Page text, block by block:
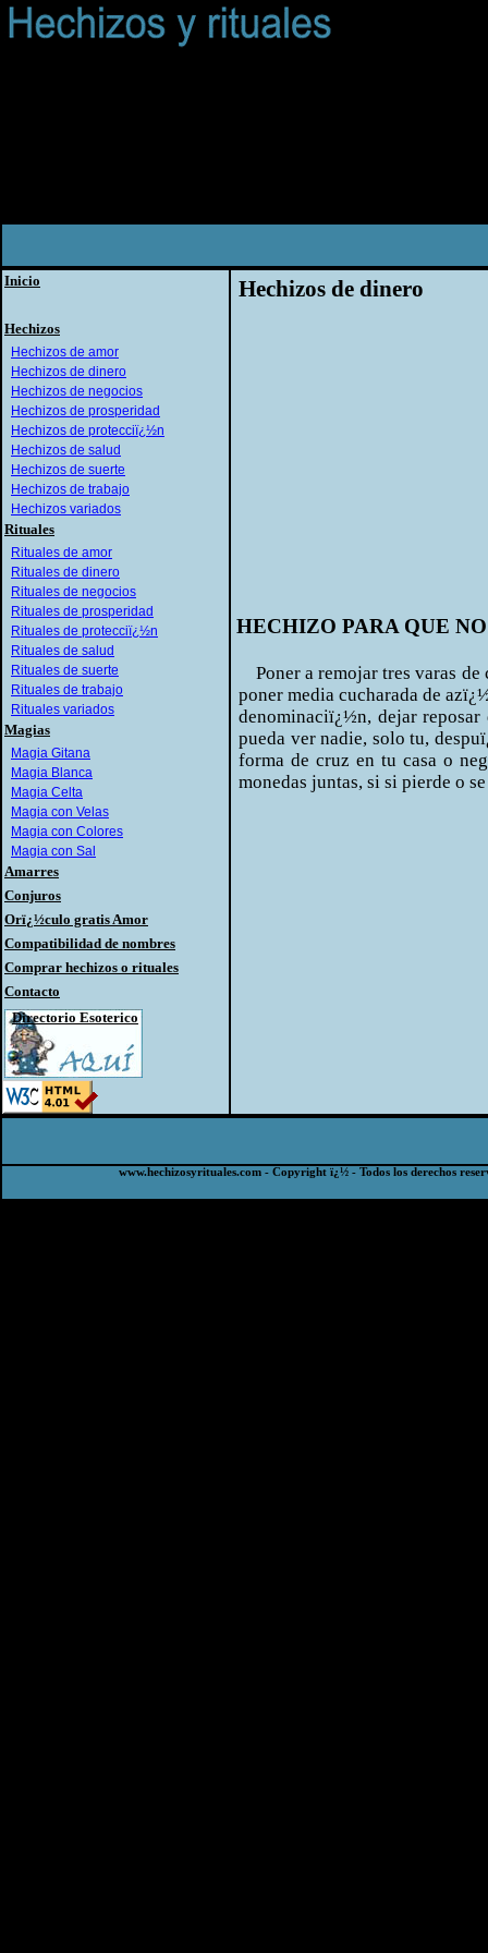
Inicio
Hechizos
Hechizos de amor
Hechizos de dinero
Hechizos de negocios
Hechizos de prosperidad
Hechizos de protecciï¿½n
Hechizos de salud
Hechizos de suerte
Hechizos de trabajo
Hechizos variados
Rituales
Rituales de amor
Rituales de dinero
Rituales de negocios
Rituales de prosperidad
Rituales de protecciï¿½n
Rituales de salud
Rituales de suerte
Rituales de trabajo
Rituales variados
Magias
Magia Gitana
Magia Blanca
Magia Celta
Magia con Velas
Magia con Colores
Magia con Sal
Amarres
Conjuros
Orï¿½culo gratis Amor
Compatibilidad de nombres
Comprar hechizos o rituales
Contacto
Directorio Esoterico
Hechizos de dinero
HECHIZO PARA QUE
Poner a remojar tres varas de
poner media cucharada de
denominaciï¿½n, dejar
pueda ver nadie, solo tu,
forma de cruz en tu casa o
monedas juntas, si si pierde o
www.hechizosyrituales.com - Copyright ï¿½ - Todos los derechos